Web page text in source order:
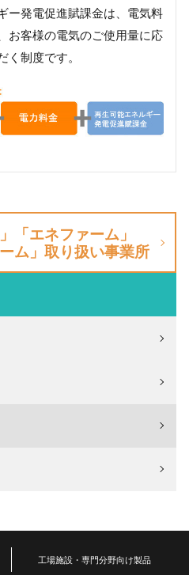
ー発電促進賦課金は、電気料
お客様の電気のご使用量に応
く制度です。
「エネファーム」
ム」取り扱い事業所
工場施設・専門分野向け製品